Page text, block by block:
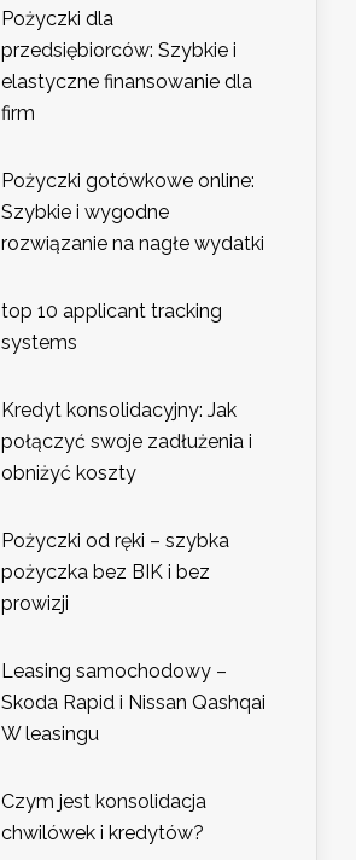
Pożyczki dla
przedsiębiorców: Szybkie i
elastyczne finansowanie dla
firm
Pożyczki gotówkowe online:
Szybkie i wygodne
rozwiązanie na nagłe wydatki
top 10 applicant tracking
systems
Kredyt konsolidacyjny: Jak
połączyć swoje zadłużenia i
obniżyć koszty
Pożyczki od ręki – szybka
pożyczka bez BIK i bez
prowizji
Leasing samochodowy –
Skoda Rapid i Nissan Qashqai
W leasingu
Czym jest konsolidacja
chwilówek i kredytów?